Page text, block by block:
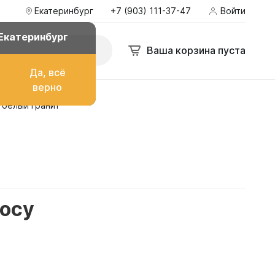
Екатеринбург
Да, всё
верно
+7 (903) 111-37-47 Войти
Ваша корзина пуста
топлива
гранит